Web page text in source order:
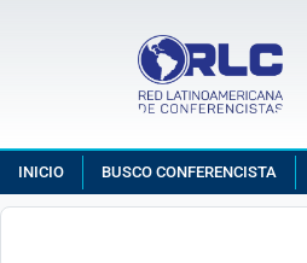
INICIO BUSCO CONFERENCISTA